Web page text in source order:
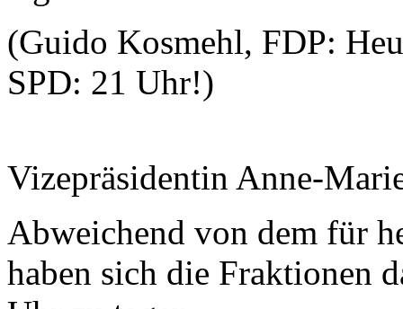
(Guido Kosmehl, FDP:
SPD: 21 Uhr!)
Vizepräsidentin Anne-
Abweichend von dem für
haben sich die Fraktionen